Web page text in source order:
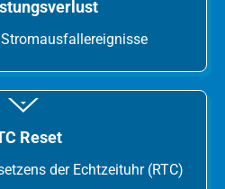
Reset
der Echtzeituhr (RTC)